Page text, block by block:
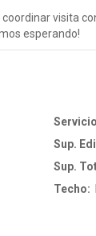
visita
esperando!
Sup.
Sup.
Techo: